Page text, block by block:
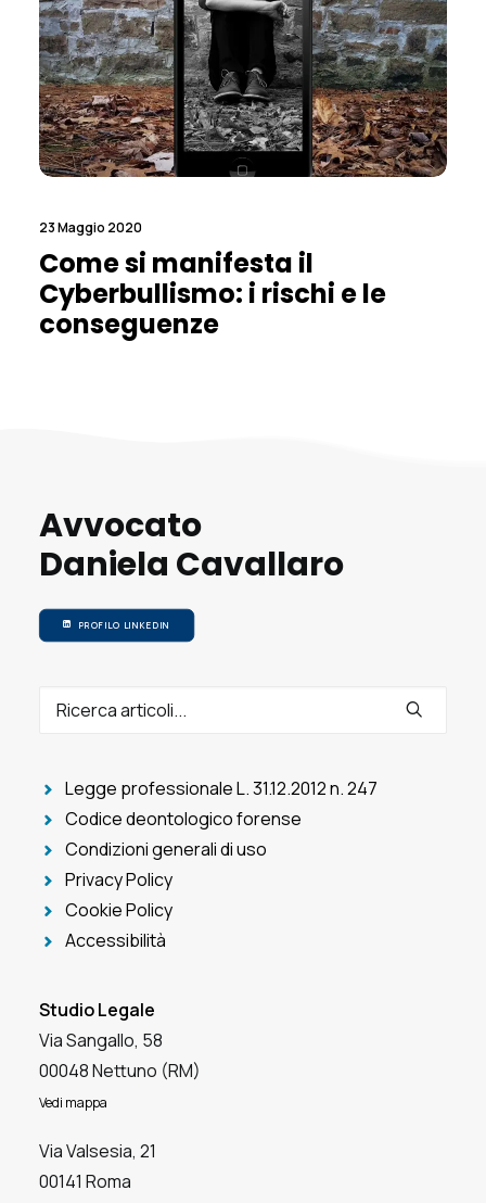
23 Maggio 2020
Come si manifesta il
Cyberbullismo: i rischi e le
conseguenze
Avvocato
Daniela Cavallaro
PROFILO LINKEDIN
Legge professionale L. 31.12.2012 n. 247
Codice deontologico forense
Condizioni generali di uso
Privacy Policy
Cookie Policy
Accessibilità
Studio Legale
Via Sangallo, 58
00048 Nettuno (RM)
Vedi mappa
Via Valsesia, 21
00141 Roma